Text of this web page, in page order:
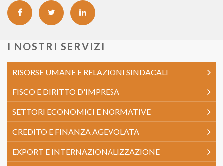
I NOSTRI SERVIZI
RISORSE UMANE E RELAZIONI SINDACALI
FISCO E DIRITTO D'IMPRESA
SETTORI ECONOMICI E NORMATIVE
CREDITO E FINANZA AGEVOLATA
EXPORT E INTERNAZIONALIZZAZIONE